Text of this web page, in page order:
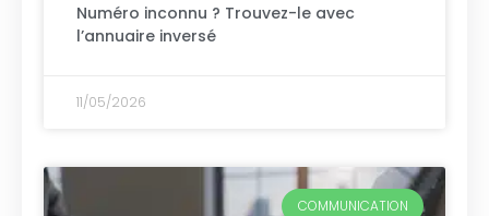
Numéro inconnu ? Trouvez-le avec
l’annuaire inversé
11/05/2026
COMMUNICATION